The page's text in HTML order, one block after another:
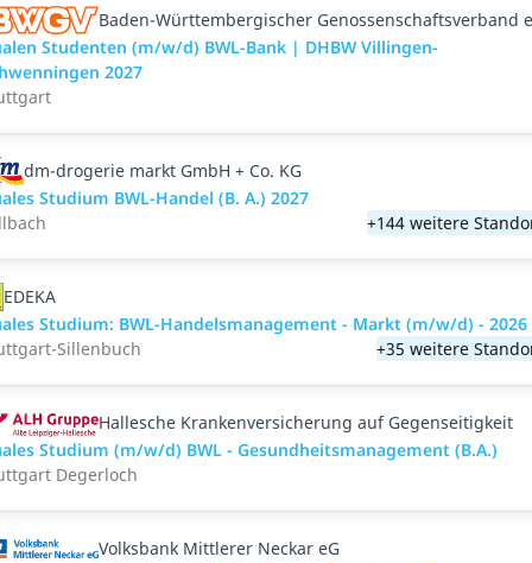
Baden-Württembergischer Genossenschaftsverband
Studenten (m/w/d) BWL-Bank | DHBW Villingen-
2027
dm-drogerie markt GmbH + Co. KG
Studium BWL-Handel (B. A.) 2027
+144 weitere
EDEKA
Studium: BWL-Handelsmanagement - Markt (m/w/d) - 2026
Sillenbuch
+35 weitere
Hallesche Krankenversicherung auf Gegenseitigkeit
Studium (m/w/d) BWL - Gesundheitsmanagement (B.A.)
Degerloch
Volksbank Mittlerer Neckar eG